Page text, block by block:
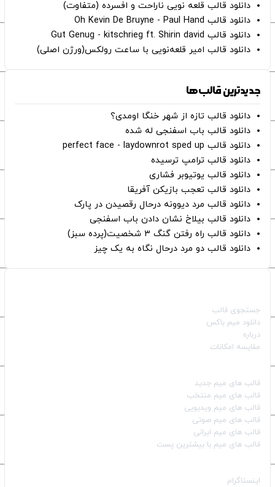
دانلود قالب قلعه نویی ناراحت و افسرده (متفاوت)
دانلود قالب Oh Kevin De Bruyne - Paul Hand
دانلود قالب Gut Genug - kitschrieg ft. Shirin david
دانلود قالب امیر قلعه‌نویی با ساعت رولکس(ورژن اصلی)
جدیدترین قالب‌ها
دانلود قالب تازه از شهر خنگا اومدی؟
دانلود قالب باب اسفنجی له شده
دانلود قالب perfect face - laydownrot sped up
دانلود قالب ترامپ ترسیده
دانلود قالب یوتیوبر فشاری
دانلود قالب تعجب بازیکن آفریقا
دانلود قالب مرد دیوونه درحال رقصیدن در پارک
دانلود قالب بیلاخ نشان دادن باب اسفنجی
دانلود قالب راه رفتن گنگ ۳ شخصیت(پرده سبز)
دانلود قالب دو مرد درحال نگاه به یک چیز
جستجوی قالب
دانلود میم باکس
درباره
مقایسه امکانات
قالب‌ های میم جدید
قالب‌ های میم منتخب
قالب‌ های میم ویدیویی
قالب‌ های میم صوتی
قالب‌ های میم ایرانی
قالب‌ های میم با بیشترین پست
اینستاگرام